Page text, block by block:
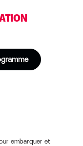
embarquer et